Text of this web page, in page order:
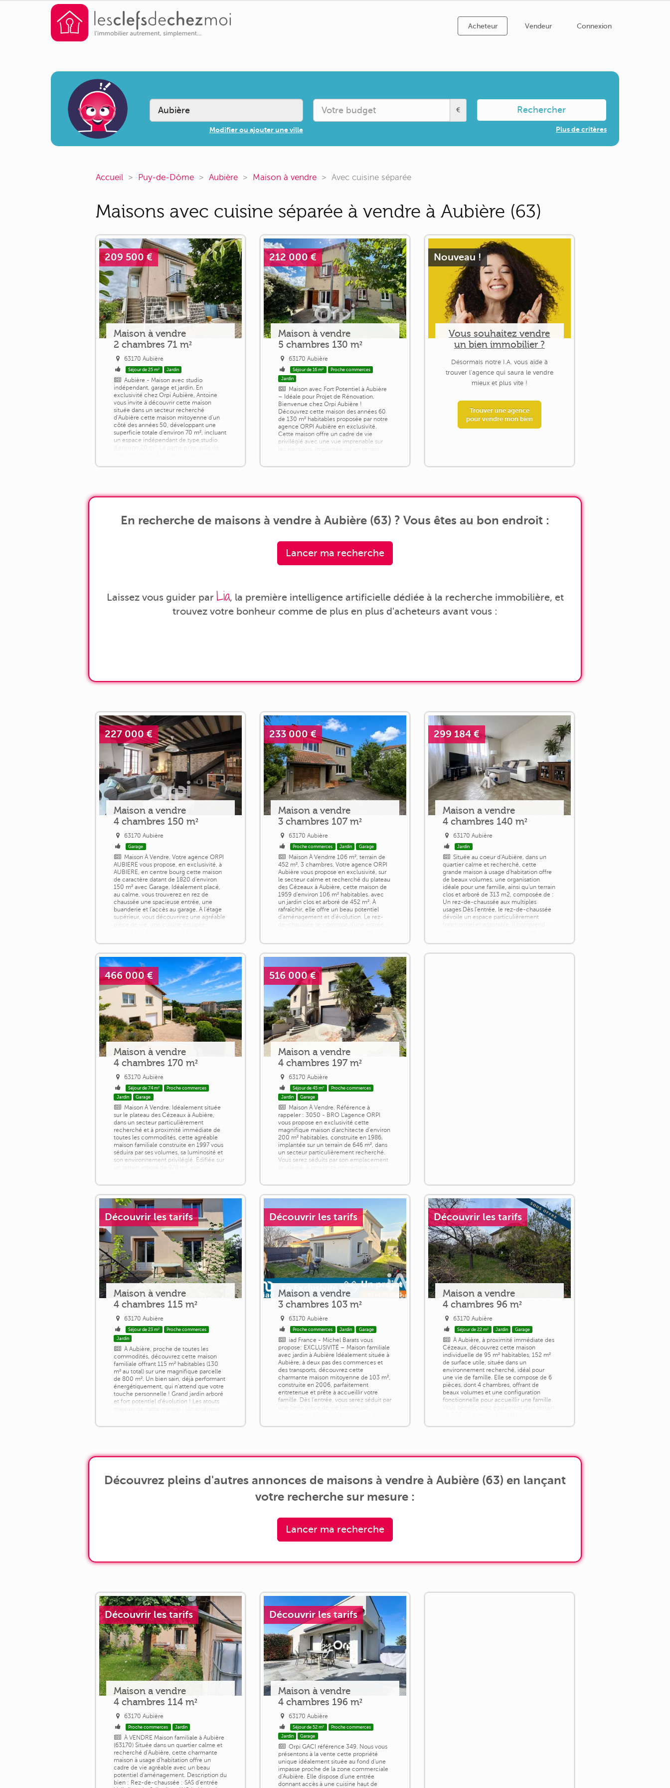
Acheteur Vendeur Connexion
Modifier ou ajouter une ville
€ Rechercher
Plus de critères
Accueil Puy-de-Dôme Aubière Maison à vendre Avec cuisine séparée
Maisons avec cuisine séparée à vendre à Aubière (63)
209 500 €
Maison à vendre
2 chambres 71 m²
63170 Aubière
Séjour de 25 m² Jardin
Aubière - Maison avec studio
indépendant, garage et jardin. En
exclusivité chez Orpi Aubière, Antoine
vous invite à découvrir cette maison
située dans un secteur recherché
d'Aubière cette maison mitoyenne d'un
côté des années 50, développant une
superficie totale d'environ 70 m², incluant
un espace indépendant de type studio
212 000 €
Maison à vendre
5 chambres 130 m²
63170 Aubière
Séjour de 16 m²
Proche commerces
Jardin
Maison avec Fort Potentiel à Aubière
– Idéale pour Projet de Rénovation.
Bienvenue chez Orpi Aubière !
Découvrez cette maison des années 60
de 130 m² habitables proposée par notre
agence ORPI Aubière en exclusivité.
Cette maison offre un cadre de vie
privilégié avec une vue imprenable sur
Nouveau !
Vous souhaitez vendre
un bien immobilier ?
Désormais notre I.A. vous aide à
trouver l'agence qui saura le vendre
mieux et plus vite !
Trouver une agence
pour vendre mon bien
En recherche de maisons à vendre à Aubière (63) ? Vous êtes au bon endroit :
Lancer ma recherche
Laissez vous guider par Lia, la première intelligence artificielle dédiée à la recherche immobilière, et
trouvez votre bonheur comme de plus en plus d'acheteurs avant vous :
227 000 €
Maison a vendre
4 chambres 150 m²
63170 Aubière
Garage
Maison À Vendre. Votre agence ORPI
AUBIERE vous propose, en exclusivité, à
AUBIERE, en centre bourg cette maison
de caractère datant de 1820 d'environ
150 m² avec Garage. Idéalement placé,
au calme, vous trouverez en rez de
chaussée une spacieuse entrée, une
buanderie et l'accès au garage. A l'étage
supérieur, vous découvrirez une agréable
233 000 €
Maison a vendre
3 chambres 107 m²
63170 Aubière
Proche commerces Jardin Garage
Maison À Vendrre 106 m², terrain de
452 m², 3 chambres. Votre agence ORPI
Aubière vous propose en exclusivité, sur
le secteur calme et recherché du plateau
des Cézeaux à Aubière, cette maison de
1959 d'environ 106 m² habitables. avec
un jardin clos et arboré de 452 m². À
rafraîchir, elle offre un beau potentiel
d'aménagement et d'évolution. Le rez-
299 184 €
Maison a vendre
4 chambres 140 m²
63170 Aubière
Jardin
Située au coeur d'Aubière, dans un
quartier calme et recherché, cette
grande maison à usage d'habitation offre
de beaux volumes, une organisation
idéale pour une famille, ainsi qu'un terrain
clos et arboré de 313 m2, composée de :
Un rez-de-chaussée aux multiples
usages Dès l'entrée, le rez-de-chaussée
dévoile un espace particulièrement
466 000 €
Maison à vendre
4 chambres 170 m²
63170 Aubière
Séjour de 74 m²
Proche commerces
Jardin
Garage
Maison À Vendre. Idéalement située
sur le plateau des Cézeaux à Aubière,
dans un secteur particulièrement
recherché et à proximité immédiate de
toutes les commodités, cette agréable
maison familiale construite en 1997 vous
séduira par ses volumes, sa luminosité et
son environnement privilégié. Édifiée sur
516 000 €
Maison a vendre
4 chambres 197 m²
63170 Aubière
Séjour de 45 m²
Proche commerces
Jardin
Garage
Maison À Vendre. Référence à
rappeler : 3050 - BRO L'agence ORPI
vous propose en exclusivité cette
magnifique maison d'architecte d'environ
200 m² habitables, construite en 1986,
implantée sur un terrain de 646 m², dans
un secteur particulièrement recherché.
Vous serez séduits par son emplacement
Découvrir les tarifs
Maison à vendre
4 chambres 115 m²
63170 Aubière
Séjour de 23 m²
Proche commerces
Jardin
À Aubière, proche de toutes les
commodités, découvrez cette maison
familiale offrant 115 m² habitables (130
m² au total) sur une magnifique parcelle
de 800 m². Un bien sain, déjà performant
énergétiquement, qui n'attend que votre
touche personnelle ! Grand jardin arboré
et fort potentiel d'évolution ! Les atouts
Découvrir les tarifs
Maison a vendre
3 chambres 103 m²
63170 Aubière
Proche commerces Jardin Garage
iad France - Michel Barats vous
propose: EXCLUSIVITÉ – Maison familiale
avec jardin à Aubière Idéalement située à
Aubière, à deux pas des commerces et
des transports, découvrez cette
charmante maison mitoyenne de 103 m²,
construite en 2006, parfaitement
entretenue et prête à accueillir votre
famille. Dès l'entrée, vous serez séduit par
Découvrir les tarifs
Maison a vendre
4 chambres 96 m²
63170 Aubière
Séjour de 22 m² Jardin Garage
À Aubière, à proximité immédiate des
Cézeaux, découvrez cette maison
individuelle de 95 m² habitables, 152 m²
de surface utile, située dans un
environnement recherché, idéal pour
une vie de famille. Elle se compose de 6
pièces, dont 4 chambres, offrant de
beaux volumes et une configuration
fonctionnelle pour accueillir une famille.
Découvrez pleins d'autres annonces de maisons à vendre à Aubière (63) en lançant
votre recherche sur mesure :
Lancer ma recherche
Découvrir les tarifs
Maison a vendre
4 chambres 114 m²
63170 Aubière
Proche commerces Jardin
À VENDRE Maison familiale à Aubière
(63170) Située dans un quartier calme et
recherché d'Aubière, cette charmante
maison à usage d'habitation offre un
cadre de vie agréable avec un beau
potentiel d'aménagement. Description du
bien : Rez-de-chaussée : SAS d'entrée
Découvrir les tarifs
Maison à vendre
4 chambres 196 m²
63170 Aubière
Séjour de 52 m²
Proche commerces
Jardin
Garage
Orpi GACI référence 349. Nous vous
présentons à la vente cette propriété
unique idéalement située au fond d'une
impasse proche de la zone commerciale
d'Aubière. Elle dispose d'une entrée
donnant accès à une cuisine haut de